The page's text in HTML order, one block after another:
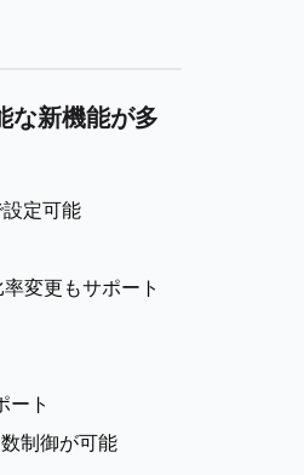
な新機能が多
定可能
変更もサポート
ート
制御が可能